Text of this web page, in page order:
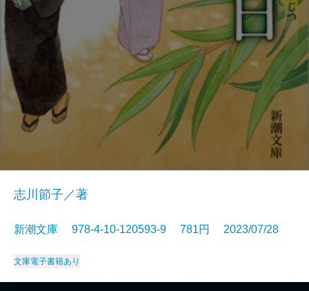
志川節子／著
新潮文庫 978-4-10-120593-9 781円 2023/07/28
文庫電子書籍あり